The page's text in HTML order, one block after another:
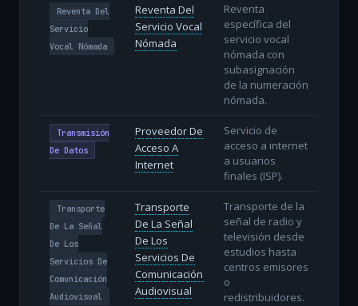
Reventa Del
Servicio
Vocal Nómada
Reventa Del
Servicio Vocal
Nómada
Reventa
específica del
servicio vocal
nómada con
subasignación
de la numeración
nómada.
Transmisión
De Datos
Proveedor De
Acceso A
Internet
Servicio de
acceso a internet
a usuarios
finales (ISP).
Transporte
De La Señal
De Los
Servicios De
Comunicación
Audiovisual
Transporte
De La Señal
De Los
Servicios De
Comunicación
Audiovisual
Transporte de la
señal de radio y
televisión desde
estudios hasta
centros emisores
o
redistribuidores.